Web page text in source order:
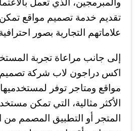
والمبرمجين، الذي تعمل
تقديم خدمة تصميم مواقع تمكن
علاماتهم التجارية بصور
إلى جانب مراعاة تجربة
اكس دراجون لاب شركة
مواقع ومتاجر توفر
الأكثر مثالية، التي تمكن
المتجر أو التطبيق المصمم من